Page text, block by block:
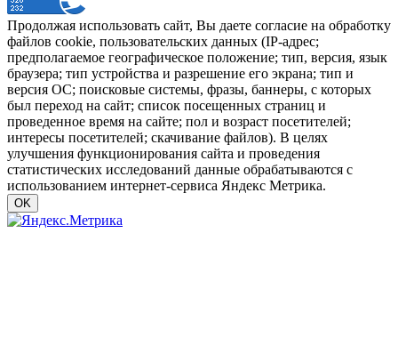
Продолжая использовать сайт, Вы даете согласие на обработку
файлов cookie, пользовательских данных (IP-адрес;
предполагаемое географическое положение; тип, версия, язык
браузера; тип устройства и разрешение его экрана; тип и
версия ОС; поисковые системы, фразы, баннеры, с которых
был переход на сайт; список посещенных страниц и
проведенное время на сайте; пол и возраст посетителей;
интересы посетителей; скачивание файлов). В целях
улучшения функционирования сайта и проведения
статистических исследований данные обрабатываются с
использованием интернет-сервиса Яндекс Метрика.
OK